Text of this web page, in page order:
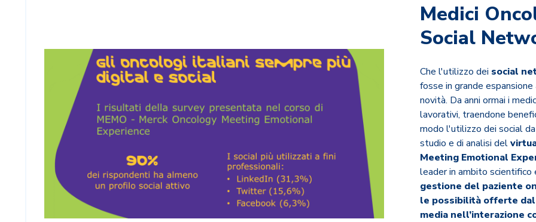
Medici
Social
Che l'utilizzo dei social
fosse in grande
novità. Da anni ormai i
lavorativi, traendone
modo l'utilizzo dei social
studio e di analisi del
Meeting Emotional
leader in ambito scientifico
gestione del paziente
le possibilità offerte
media nell’interazione